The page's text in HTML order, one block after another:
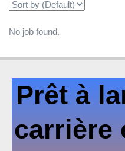
No job found.
Prêt à
carrière